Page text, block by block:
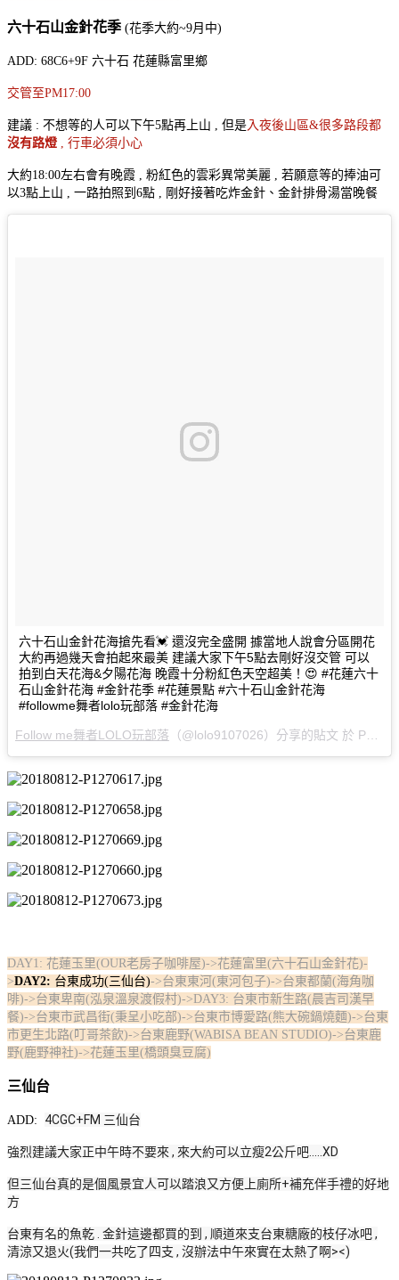
六十石山金針花季 (花季大約~9月中)
ADD: 68C6+9F 六十石 花蓮縣富里鄉
交管至PM17:00
建議 : 不想等的人可以下午5點再上山 , 但是 入夜後山區&很多路段都
沒有路燈, 行車必須小心
大約18:00左右會有晚霞 , 粉紅色的雲彩異常美麗 , 若願意等的捧油可
以3點上山 , 一路拍照到6點 , 剛好接著吃炸金針、金針排骨湯當晚餐
六十石山金針花海搶先看💓 還沒完全盛開 據當地人說會分區開花
大約再過幾天會拍起來最美 建議大家下午5點去剛好沒交管 可以
拍到白天花海&夕陽花海 晚霞十分粉紅色天空超美！😍 #花蓮六十
石山金針花海 #金針花季 #花蓮景點 #六十石山金針花海
#followme舞者lolo玩部落 #金針花海
Follow me舞者LOLO玩部落 （@lolo9107026）分享的貼文 於 PDT 2018 年 8月 月 12 日 上午 8:08 張貼
DAY1: 花蓮玉里(OUR老房子咖啡屋)->花蓮富里(六十石山金針花)-
>DAY2: 台東成功(三仙台)->台東東河(東河包子)->台東都蘭(海角咖
啡)->台東卑南(泓泉溫泉渡假村)->DAY3: 台東市新生路(晨吉司漢早
餐)->台東市武昌街(秉呈小吃部)->台東市博愛路(熊大碗鍋燒麵)->台東
市更生北路(叮哥茶飲)->台東鹿野(WABISA BEAN STUDIO)->台東鹿
野(鹿野神社)->花蓮玉里(橋頭臭豆腐)
三仙台
ADD: 4CGC+FM 三仙台
強烈建議大家正中午時不要來 , 來大約可以立瘦2公斤吧.....XD
但三仙台真的是個風景宜人可以踏浪又方便上廁所+補充伴手禮的好地
方
台東有名的魚乾 . 金針這邊都買的到 , 順道來支台東糖廠的枝仔冰吧 ,
清涼又退火(我們一共吃了四支 , 沒辦法中午來實在太熱了啊><)